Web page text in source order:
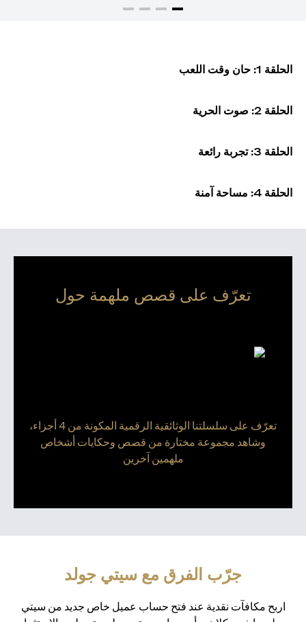
الحلقة 1: حان وقت اللعب
الحلقة 2: صوت الحرية
الحلقة 3: تجربة رائعة
الحلقة 4: مساحة آمنة
تعرّف على قصص ملهمة حول
تعرّف على سلسلتنا الوثائقية الرقمية المكونة من 4 أجزاء،
وشاهد مجموعة مختارة من قصص وحكايات أشخاص
ملهمين آخرين
جرّب الفرق مع سيتي جولد
اربح مكافآت نقدية عند فتح حساب عميل خاص جديد من سيتي